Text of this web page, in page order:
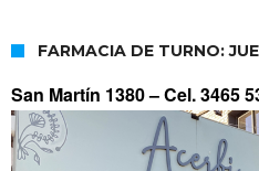
FARMACIA DE TURNO:
San Martín 1380 –Cel. 3465